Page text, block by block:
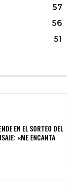
57
56
51
EN EL SORTEO DEL
«ME ENCANTA